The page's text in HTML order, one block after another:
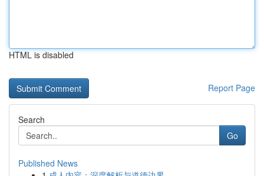
HTML is disabled
Report Page
Search
Go
Published News